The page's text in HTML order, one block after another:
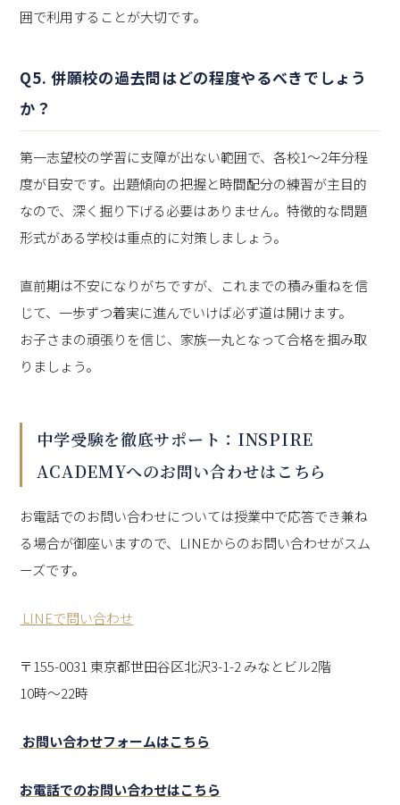
囲で利用することが大切です。
Q5. 併願校の過去問はどの程度やるべきでしょう
か？
第一志望校の学習に支障が出ない範囲で、各校1～2年分程
度が目安です。出題傾向の把握と時間配分の練習が主目的
なので、深く掘り下げる必要はありません。特徴的な問題
形式がある学校は重点的に対策しましょう。
直前期は不安になりがちですが、これまでの積み重ねを信
じて、一歩ずつ着実に進んでいけば必ず道は開けます。
お子さまの頑張りを信じ、家族一丸となって合格を掴み取
りましょう。
中学受験を徹底サポート：INSPIRE
ACADEMYへのお問い合わせはこちら
お電話でのお問い合わせについては授業中で応答でき兼ね
る場合が御座いますので、LINEからのお問い合わせがスム
ーズです。
LINEで問い合わせ
〒155-0031 東京都世田谷区北沢3-1-2 みなとビル2階
10時～22時
お問い合わせフォームはこちら
お電話でのお問い合わせはこちら